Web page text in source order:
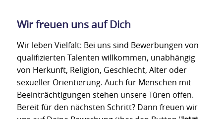
Wir freuen uns auf Dich
Wir leben Vielfalt: Bei uns sind Bewerbungen von
qualifizierten Talenten willkommen, unabhängig
von Herkunft, Religion, Geschlecht, Alter oder
sexueller Orientierung. Auch für Menschen mit
Beeinträchtigungen stehen unsere Türen offen.
Bereit für den nächsten Schritt? Dann freuen wir